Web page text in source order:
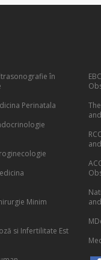
în
Perinatala
Minim
si Infertilitate Est